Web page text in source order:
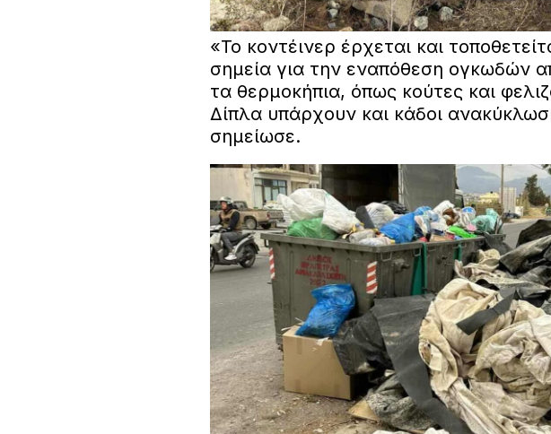
«Το κοντέινερ έρχεται και
σημεία για την εναπόθεση ογκωδών
τα θερμοκήπια, όπως κούτες και
Δίπλα υπάρχουν και κάδοι
σημείωσε.